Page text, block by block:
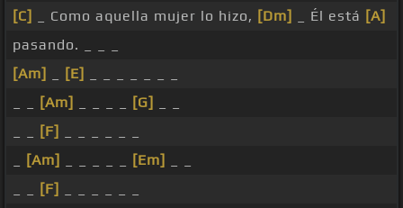
[C]
_ Como aquella mujer lo hizo, [Dm] _ Él está [A]
pasando. _ _ _
[Am]
[E]
[Am] [G]
[F]
[Am] [Em]
[F]